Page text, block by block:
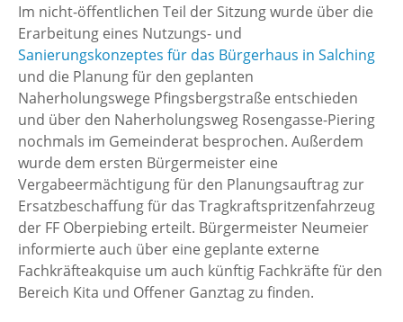
Im nicht-öffentlichen Teil der Sitzung wurde über die
Erarbeitung eines Nutzungs- und
Sanierungskonzeptes für das Bürgerhaus in Salching
und die Planung für den geplanten
Naherholungswege Pfingsbergstraße entschieden
und über den Naherholungsweg Rosengasse-Piering
nochmals im Gemeinderat besprochen. Außerdem
wurde dem ersten Bürgermeister eine
Vergabeermächtigung für den Planungsauftrag zur
Ersatzbeschaffung für das Tragkraftspritzenfahrzeug
der FF Oberpiebing erteilt. Bürgermeister Neumeier
informierte auch über eine geplante externe
Fachkräfteakquise um auch künftig Fachkräfte für den
Bereich Kita und Offener Ganztag zu finden.